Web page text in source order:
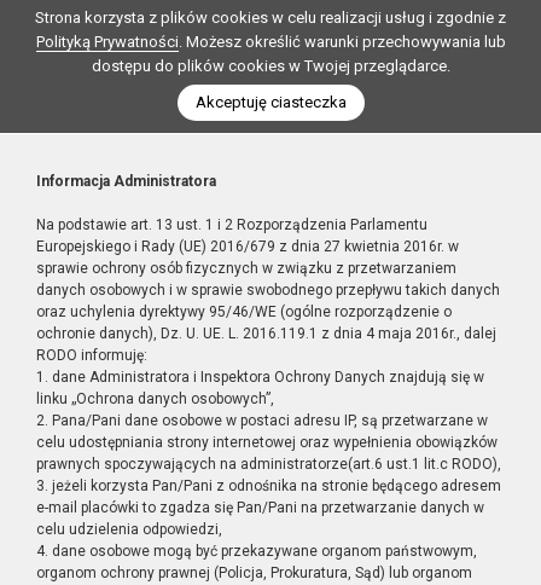
Strona korzysta z plików cookies w celu realizacji usług i zgodnie z
Polityką Prywatności. Możesz określić warunki przechowywania lub
dostępu do plików cookies w Twojej przeglądarce.
Akceptuję ciasteczka
Informacja Administratora
Na podstawie art. 13 ust. 1 i 2 Rozporządzenia Parlamentu
Europejskiego i Rady (UE) 2016/679 z dnia 27 kwietnia 2016r. w
sprawie ochrony osób fizycznych w związku z przetwarzaniem
danych osobowych i w sprawie swobodnego przepływu takich danych
oraz uchylenia dyrektywy 95/46/WE (ogólne rozporządzenie o
ochronie danych), Dz. U. UE. L. 2016.119.1 z dnia 4 maja 2016r., dalej
RODO informuję:
1. dane Administratora i Inspektora Ochrony Danych znajdują się w
linku „Ochrona danych osobowych”,
2. Pana/Pani dane osobowe w postaci adresu IP, są przetwarzane w
celu udostępniania strony internetowej oraz wypełnienia obowiązków
prawnych spoczywających na administratorze(art.6 ust.1 lit.c RODO),
3. jeżeli korzysta Pan/Pani z odnośnika na stronie będącego adresem
e-mail placówki to zgadza się Pan/Pani na przetwarzanie danych w
celu udzielenia odpowiedzi,
4. dane osobowe mogą być przekazywane organom państwowym,
organom ochrony prawnej (Policja, Prokuratura, Sąd) lub organom